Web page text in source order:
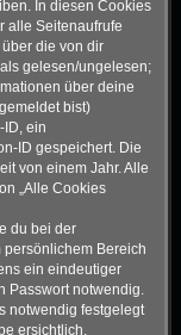
In diesen Cookies
alle Seitenaufrufe
die von dir
gelesen/ungelesen;
über deine
bist)
ID, ein
ID gespeichert. Die
von einem Jahr. Alle
„Alle Cookies
du bei der
Bereich
ein eindeutiger
Passwort notwendig.
notwendig festgelegt
ersichtlich.